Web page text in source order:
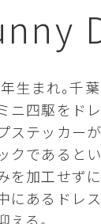
生まれ｡千
ニ四駆をド
ステッカー
クであると
を加工せず
にあるドレ